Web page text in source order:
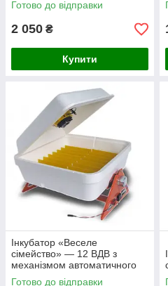
Готово до відправки
2 050 ₴
Купити
Інкубатор «Веселе
сімейство» — 12 ВДВ з
механізмом автоматичного
перевороту
Готово до відправки